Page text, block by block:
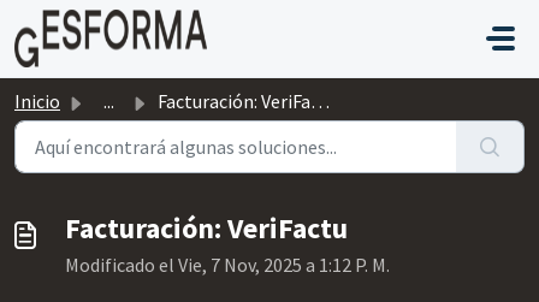
Saltar al contenido principal
Inicio ... Facturación: VeriFactu
Facturación: VeriFactu
Modificado el Vie, 7 Nov, 2025 a 1:12 P. M.